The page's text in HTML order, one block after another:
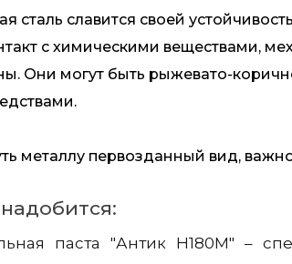
славится своей
с химическими веществами,
Они могут быть рыжевато-
металлу первозданный вид,
паста "Антик Н180М" –